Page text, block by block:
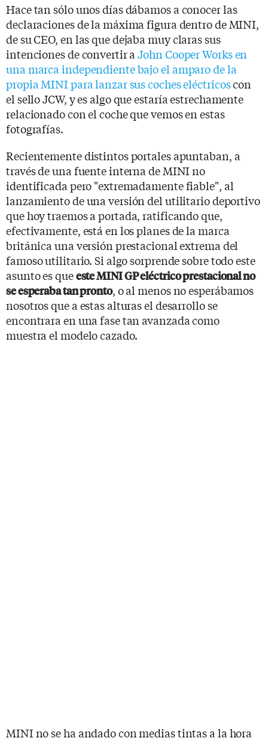
Hace tan sólo unos días dábamos a conocer las
declaraciones de la máxima figura dentro de MINI,
de su CEO, en las que dejaba muy claras sus
intenciones de convertir aJohn Cooper Works en
una marca independiente bajo el amparo de la
propia MINI para lanzar sus coches eléctricoscon
el sello JCW, y es algo que estaría estrechamente
relacionado con el coche que vemos en estas
fotografías.
Recientemente distintos portales apuntaban, a
través de una fuente interna de MINI no
identificada pero "extremadamente fiable", al
lanzamiento de una versión del utilitario deportivo
que hoy traemos a portada, ratificando que,
efectivamente, está en los planes de la marca
británica una versión prestacional extrema del
famoso utilitario. Si algo sorprende sobre todo este
asunto es queeste MINI GP eléctrico prestacional no
se esperaba tan pronto, o al menos no esperábamos
nosotros que a estas alturas el desarrollo se
encontrara en una fase tan avanzada como
muestra el modelo cazado.
MINI no se ha andado con medias tintas a la hora